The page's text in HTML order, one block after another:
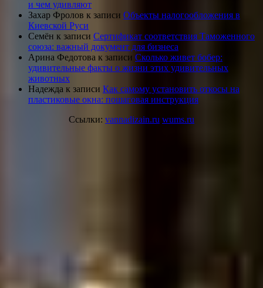
и чем удивляют
Захар Фролов к записи Объекты налогообложения в
Киевской Руси
Семён к записи Сертификат соответствия Таможенного
союза: важный документ для бизнеса
Арина Федотова к записи Сколько живет бобер:
удивительные факты о жизни этих удивительных
животных
Надежда к записи Как самому установить откосы на
пластиковые окна: пошаговая инструкция
Ссылки: vannadizain.ru wums.ru